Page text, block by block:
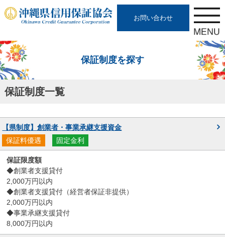
お問い合わせ
保証制度を探す
保証制度一覧
【県制度】創業者・事業承継支援資金
保証料優遇
固定金利
◆創業者支援貸付
2,000万円以内
◆創業者支援貸付（経営者保証非提供）
2,000万円以内
◆事業承継支援貸付
8,000万円以内